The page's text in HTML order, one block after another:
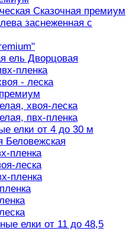
Сказочная премиум
заснеженная с
ель Дворцовая
пленка
- леска
хвоя-леска
пвх-пленка
елки от 4 до 30 м
Беловежская
пленка
леска
пленка
елки от 11 до 48,5